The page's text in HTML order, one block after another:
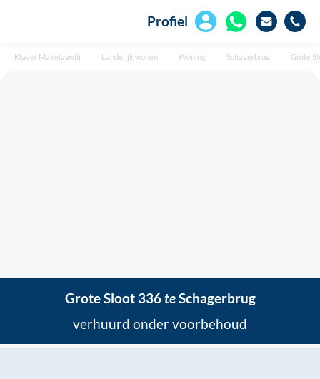
Profiel
Klaver Makelaardij Landelijk wonen Woning Schagerbrug Grote
Grote Sloot 336 te Schagerbrug
verhuurd onder voorbehoud